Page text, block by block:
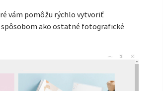
vám pomôžu rýchlo vytvoriť
ako ostatné fotografické